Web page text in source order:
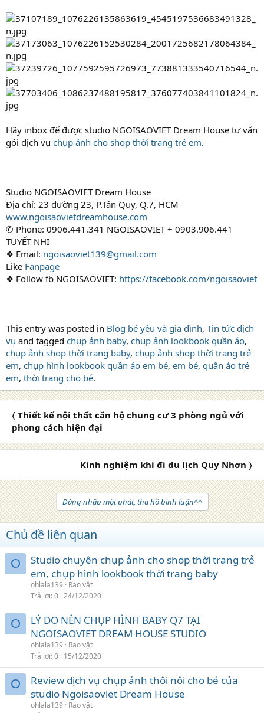
Hãy inbox để được studio NGOISAOVIET Dream House tư vấn
gói dịch vụ chụp ảnh cho shop thời trang trẻ em.
Studio NGOISAOVIET Dream House
Địa chỉ: 23 đường 23, P.Tân Quy, Q.7, HCM
www.ngoisaovietdreamhouse.com
✆ Phone: 0906.441.341 NGOISAOVIET + 0903.906.441
TUYẾT NHI
❖ Email: ngoisaoviet139@gmail.com
Like Fanpage
❖ Follow fb NGOISAOVIET: https://facebook.com/ngoisaoviet
This entry was posted in Blog bé yêu và gia đình, Tin tức dịch
vụ and tagged chụp ảnh baby, chụp ảnh lookbook quần áo,
chụp ảnh shop thời trang baby, chụp ảnh shop thời trang trẻ
em, chụp hình lookbook quần áo em bé, em bé, quần áo trẻ
em, thời trang cho bé.
〈 Thiết kế nội thất căn hộ chung cư 3 phòng ngủ với
phong cách hiện đại
Kinh nghiệm khi đi du lịch Quy Nhơn 〉
Đăng nhập một phát, tha hồ bình luận^^
Chủ đề liên quan
O
Studio chuyên chụp ảnh cho shop thời trang trẻ
em, chụp hình lookbook thời trang baby
ohlala139
Rao vặt
Trả lời 0 24/12/2020
O
LÝ DO NÊN CHỤP HÌNH BABY Q7 TẠI
NGOISAOVIET DREAM HOUSE STUDIO
ohlala139
Rao vặt
Trả lời 0 15/12/2020
O
Review dịch vụ chụp ảnh thôi nôi cho bé của
studio Ngoisaoviet Dream House
ohlala139
Rao vặt